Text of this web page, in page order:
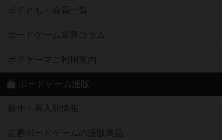
ボドとも・会員一覧
ボードゲーム業界コラム
ボドゲーマご利用案内
ボードゲーム通販
新作・再入荷情報
定番ボードゲームの通販商品